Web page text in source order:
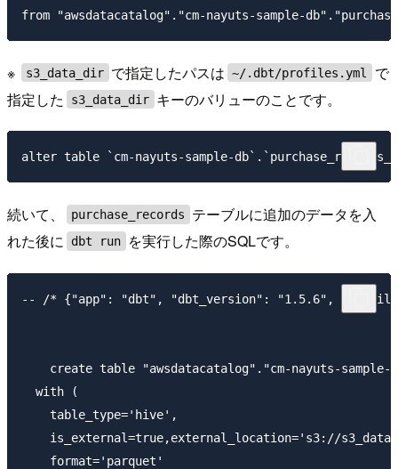
※ s3_data_dir で指定したパスは ~/.dbt/profiles.yml
で
指定した
s3_data_dir キーのバリューのことです。
続いて、 purchase_records
テーブルに追加のデータを入
れた後に
dbt run を実行した際のSQLです。
-- /* {"app": "dbt", "dbt_version": "1.5.6",
create table "awsdatacatalog"."cm-nayuts-
  with (
    table_type='hive',
is_external=true,external_location='s3://
    format='parquet'